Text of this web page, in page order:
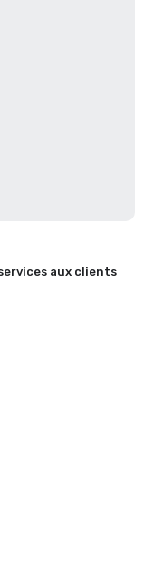
aux clients